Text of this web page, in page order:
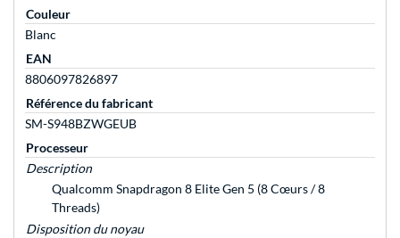
Couleur
Blanc
EAN
8806097826897
Référence du fabricant
SM-S948BZWGEUB
Processeur
Description
Qualcomm Snapdragon 8 Elite Gen 5 (8 Cœurs / 8
Threads)
Disposition du noyau